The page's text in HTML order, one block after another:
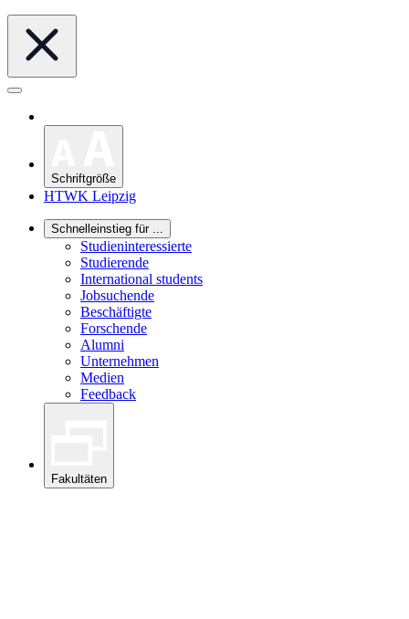
Schriftgröße
HTWK Leipzig
Schnelleinstieg für ...
Studieninteressierte
Studierende
International students
Jobsuchende
Beschäftigte
Forschende
Alumni
Unternehmen
Medien
Feedback
Fakultäten